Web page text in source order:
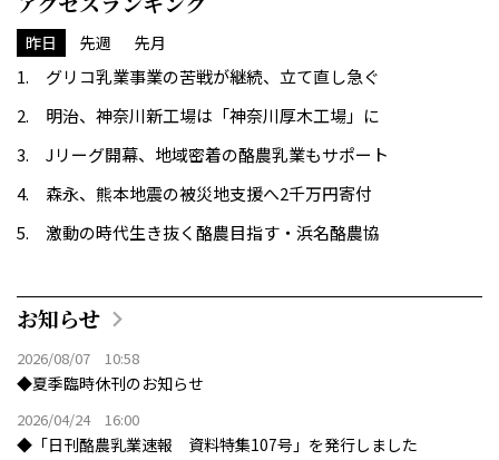
昨日 先週 先月
グリコ乳業事業の苦戦が継続、立て直し急ぐ
明治、神奈川新工場は「神奈川厚木工場」に
Jリーグ開幕、地域密着の酪農乳業もサポート
森永、熊本地震の被災地支援へ2千万円寄付
激動の時代生き抜く酪農目指す・浜名酪農協
お知らせ
2026/08/07 10:58
◆夏季臨時休刊のお知らせ
2026/04/24 16:00
◆「日刊酪農乳業速報 資料特集107号」を発行しました